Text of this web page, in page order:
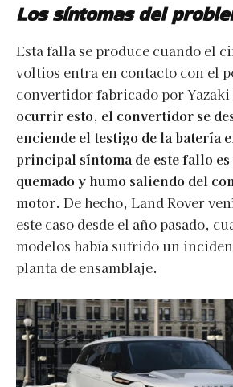
Los síntomas del
Esta falla se produce cuando el
voltios entra en contacto con el
convertidor fabricado por Yazaki
ocurrir esto, el convertidor se
enciende el testigo de la batería
principal síntoma de este fallo
quemado y humo saliendo del
motor. De hecho, Land Rover
este caso desde el año pasado,
modelos había sufrido un
planta de ensamblaje.